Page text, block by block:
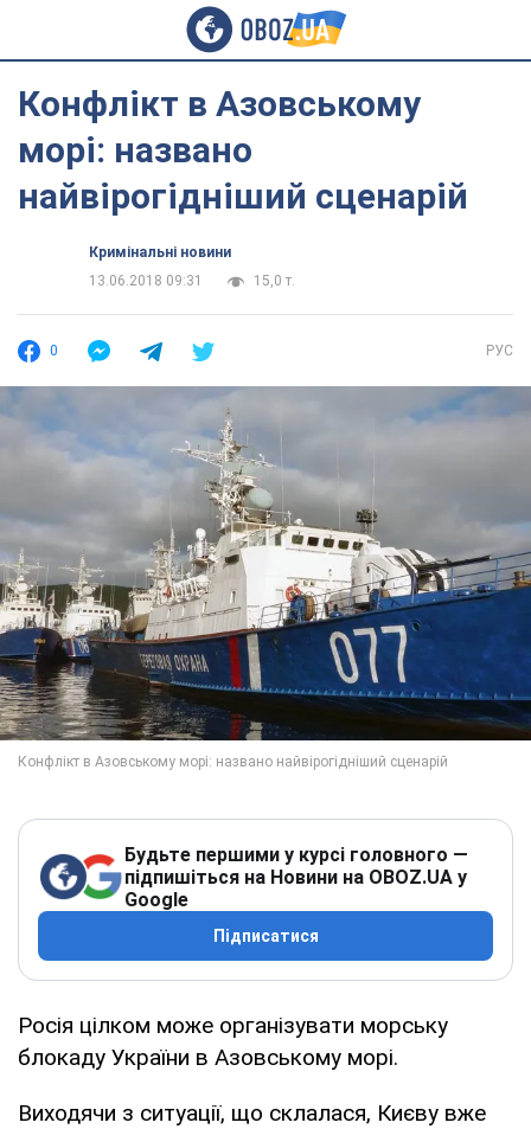
Конфлікт в Азовському
морі: названо
найвірогідніший сценарій
Кримінальні новини
13.06.2018 09:31
15,0 т.
0 РУС
Будьте першими у курсі головного —
підпишіться на Новини на OBOZ.UA у
Google
Підписатися
Росія цілком може організувати морську
блокаду України в Азовському морі.
Виходячи з ситуації, що склалася, Києву вже